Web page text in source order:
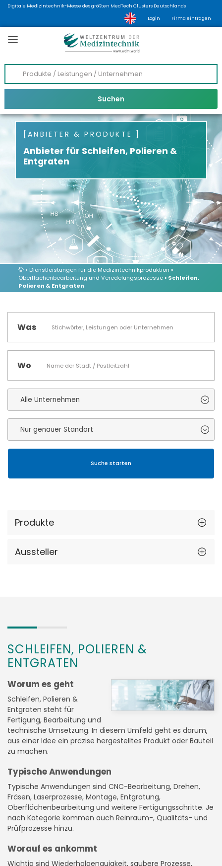
Digitale Medizintechnik-Messe des größten MedTech Clusters Deutschlands
Login Firma eintragen
ANBIETER & PRODUKTE
Anbieter für Schleifen, Polieren &
Entgraten
> Dienstleistungen für die Medizintechnikproduktion >
Oberflächenbearbeitung und Veredelungsprozesse> Schleifen,
Polieren & Entgraten
Was
Wo
Produkte
Aussteller
SCHLEIFEN, POLIEREN &
ENTGRATEN
Worum es geht
Schleifen, Polieren &
Entgraten steht für
Fertigung, Bearbeitung und
technische Umsetzung. In diesem Umfeld geht es darum,
aus einer Idee ein präzise hergestelltes Produkt oder Bauteil
zu machen.
Typische Anwendungen
Typische Anwendungen sind CNC-Bearbeitung, Drehen,
Fräsen, Laserprozesse, Montage, Entgratung,
Oberflächenbearbeitung und weitere Fertigungsschritte. Je
nach Kategorie kommen auch Reinraum-, Qualitäts- und
Prüfprozesse hinzu.
Worauf es ankommt
Wichtig sind Wiederholgenauigkeit, saubere Prozesse,